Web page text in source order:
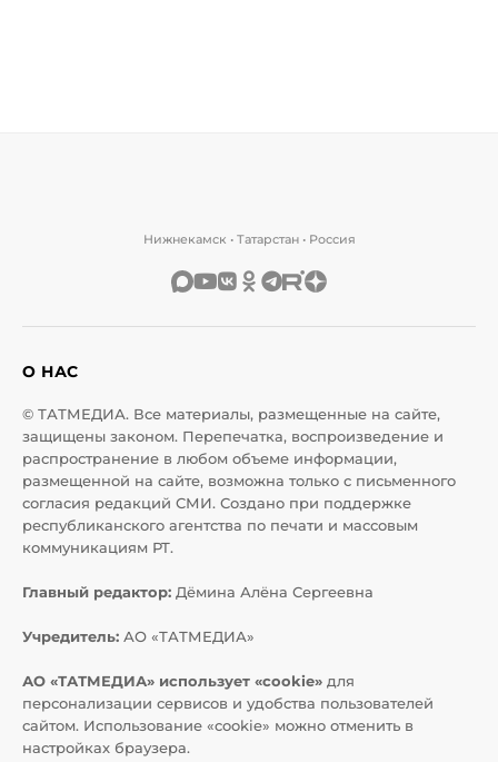
Нижнекамск • Татарстан • Россия
О НАС
© ТАТМЕДИА. Все материалы, размещенные на сайте,
защищены законом. Перепечатка, воспроизведение и
распространение в любом объеме информации,
размещенной на сайте, возможна только с письменного
согласия редакций СМИ. Создано при поддержке
республиканского агентства по печати и массовым
коммуникациям РТ.
Главный редактор: Дёмина Алёна Сергеевна
Учредитель: АО «ТАТМЕДИА»
АО «ТАТМЕДИА» использует «cookie» для
персонализации сервисов и удобства пользователей
сайтом. Использование «cookie» можно отменить в
настройках браузера.